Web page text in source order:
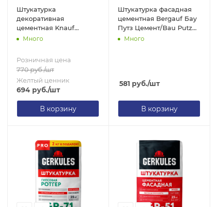
Штукатурка
декоративная
цементная Knauf
Диамант/Diamant 2,5,
Много
Розничная цена
770руб./шт
Желтый ценник
694 руб./шт
В корзину
Штукатурка фасадная
цементная Bergauf Бау
Путз Цемент/Bau Putz
Zement, 25 кг
Много
581 руб./шт
В корзину